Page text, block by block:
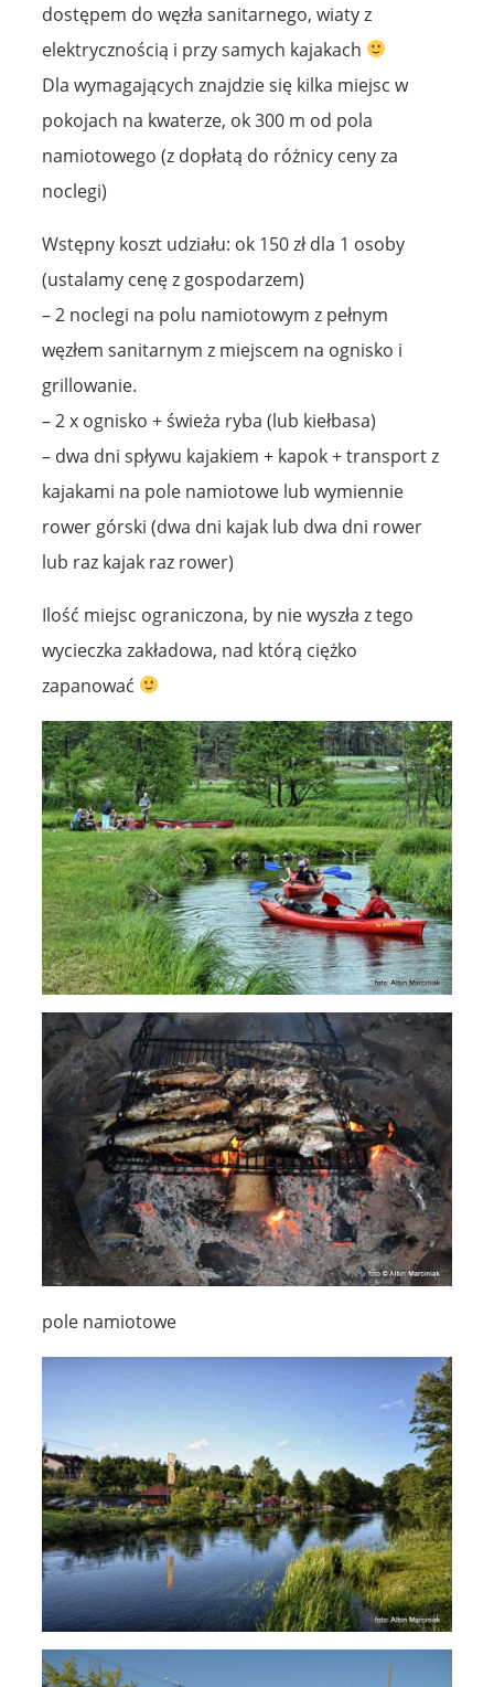
dostępem do węzła sanitarnego, wiaty z
elektrycznością i przy samych kajakach
Dla wymagających znajdzie się kilka miejsc w
pokojach na kwaterze, ok 300 m od pola
namiotowego (z dopłatą do różnicy ceny za
noclegi)
Wstępny koszt udziału: ok 150 zł dla 1 osoby
(ustalamy cenę z gospodarzem)
– 2 noclegi na polu namiotowym z pełnym
węzłem sanitarnym z miejscem na ognisko i
grillowanie.
– 2 x ognisko + świeża ryba (lub kiełbasa)
– dwa dni spływu kajakiem + kapok + transport z
kajakami na pole namiotowe lub wymiennie
rower górski (dwa dni kajak lub dwa dni rower
lub raz kajak raz rower)
Ilość miejsc ograniczona, by nie wyszła z tego
wycieczka zakładowa, nad którą ciężko
zapanować
pole namiotowe